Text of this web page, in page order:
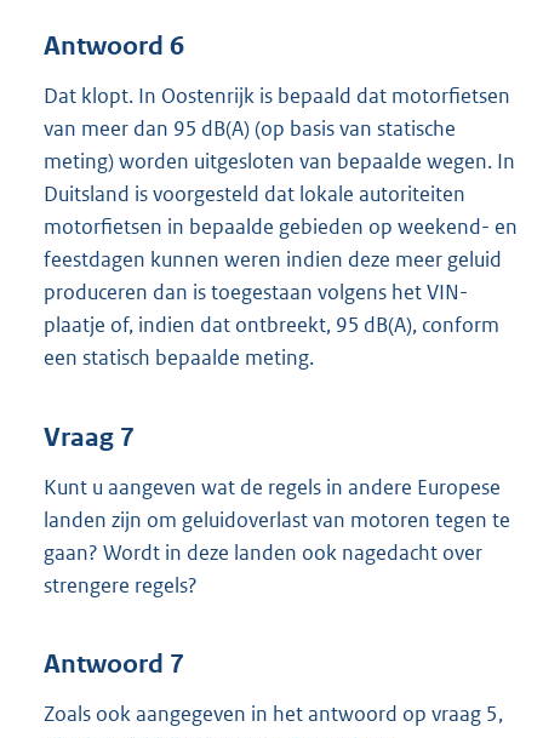
Antwoord 6
Dat klopt. In Oostenrijk is bepaald dat motorfietsen
van meer dan 95 dB(A) (op basis van statische
meting) worden uitgesloten van bepaalde wegen. In
Duitsland is voorgesteld dat lokale autoriteiten
motorfietsen in bepaalde gebieden op weekend- en
feestdagen kunnen weren indien deze meer geluid
produceren dan is toegestaan volgens het VIN-
plaatje of, indien dat ontbreekt, 95 dB(A), conform
een statisch bepaalde meting.
Vraag 7
Kunt u aangeven wat de regels in andere Europese
landen zijn om geluidoverlast van motoren tegen te
gaan? Wordt in deze landen ook nagedacht over
strengere regels?
Antwoord 7
Zoals ook aangegeven in het antwoord op vraag 5,